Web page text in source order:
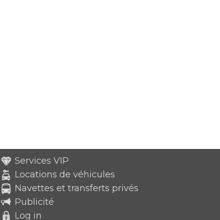
Services VIP
Locations de véhicules
Navettes et transferts privés
Publicité
Log in